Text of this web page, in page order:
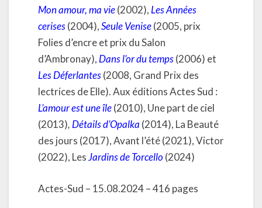
Mon amour, ma vie(2002), Les Années
cerises(2004),Seule Venise(2005, prix
Folies d’encre et prix du Salon
d’Ambronay), Dans l’or du temps(2006) et
Les Déferlantes(2008, Grand Prix des
lectrices de Elle). Aux éditions Actes Sud :
L’amour est une île(2010), Une part de ciel
(2013), Détails d’Opalka (2014), La Beauté
des jours (2017), Avant l’été (2021), Victor
(2022), LesJardins de Torcello (2024)
Actes-Sud – 15.08.2024 – 416 pages